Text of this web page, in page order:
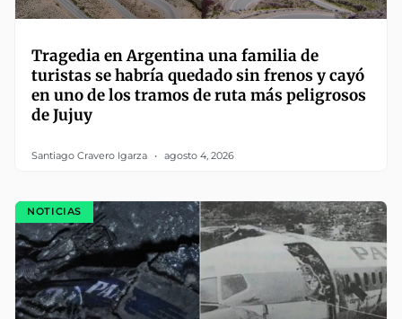
Tragedia en Argentina una familia de
turistas se habría quedado sin frenos y cayó
en uno de los tramos de ruta más peligrosos
de Jujuy
Santiago Cravero Igarza agosto 4, 2026
NOTICIAS